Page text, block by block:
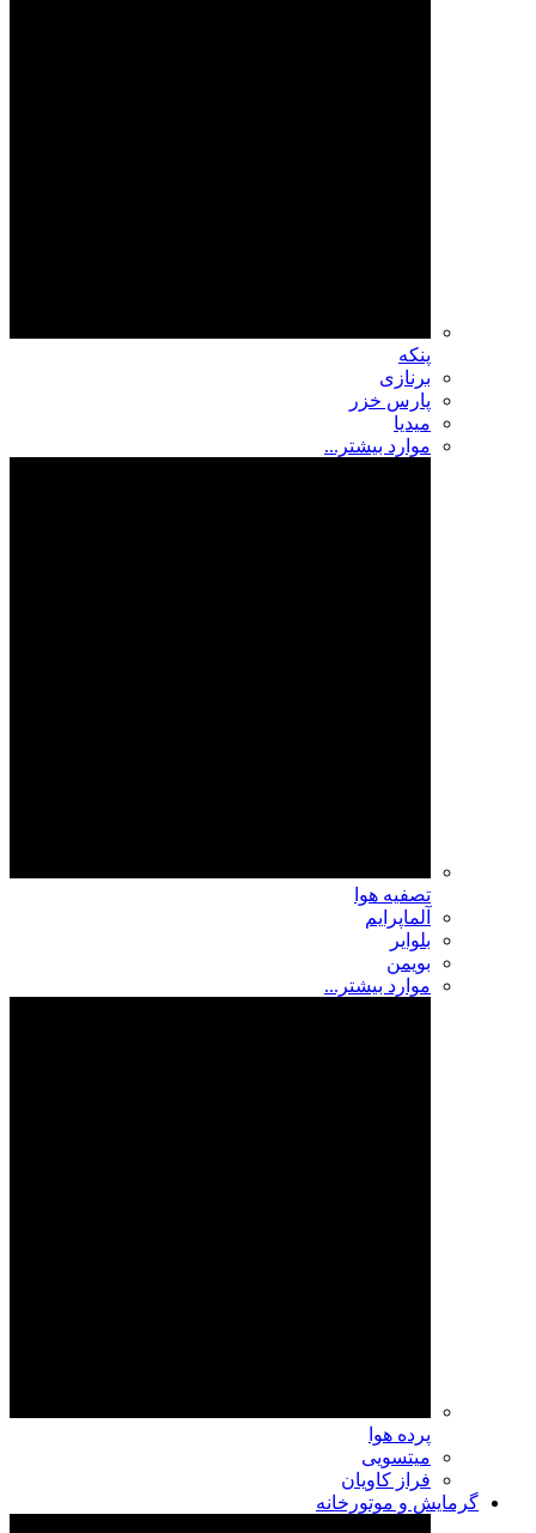
پنکه
برنازی
پارس خزر
میدیا
موارد بیشتر...
تصفیه هوا
آلماپرایم
بلوایر
بویمن
موارد بیشتر...
پرده هوا
میتسویی
فراز کاویان
گرمایش و موتورخانه